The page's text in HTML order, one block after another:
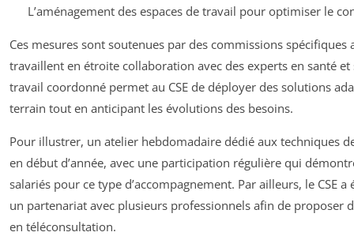
L’aménagement des espaces de travail pour optimiser le
Ces mesures sont soutenues par des commissions spécifiques
travaillent en étroite collaboration avec des experts en santé et
travail coordonné permet au CSE de déployer des solutions
terrain tout en anticipant les évolutions des besoins.
Pour illustrer, un atelier hebdomadaire dédié aux techniques
en début d’année, avec une participation régulière qui
salariés pour ce type d’accompagnement. Par ailleurs, le CSE
un partenariat avec plusieurs professionnels afin de proposer
en téléconsultation.